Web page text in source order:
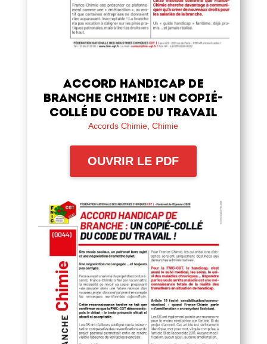
Accord handicap de
branche chimie : un copié-
collé du code du travail
Accords Chimie ,Chimie
OUVRIR LE PDF